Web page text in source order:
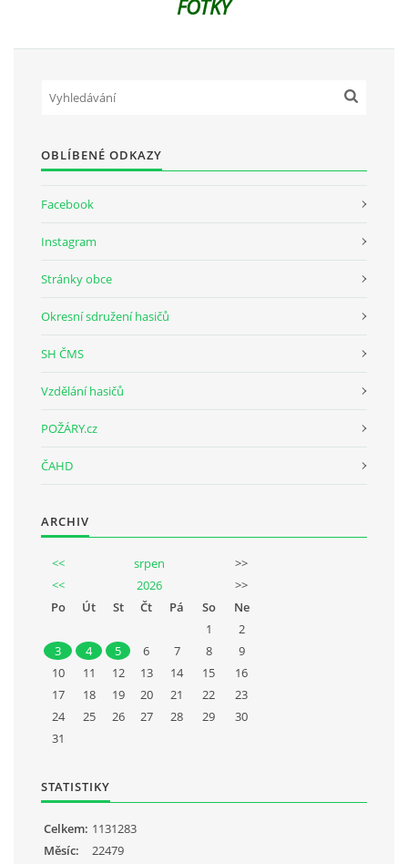
FOTKY
OBLÍBENÉ ODKAZY
Facebook
Instagram
Stránky obce
Okresní sdružení hasičů
SH ČMS
Vzdělání hasičů
POŽÁRY.cz
ČAHD
ARCHIV
<< srpen
>>
<<
2026
>>
Po
Út St Čt Pá So
Ne
1
2
3
4 5 6 7 8
9
10
11 12 13 14 15
16
17
18 19 20 21 22
23
24
25 26 27 28 29
30
31
STATISTIKY
Celkem: 1131283
Měsíc:
22479